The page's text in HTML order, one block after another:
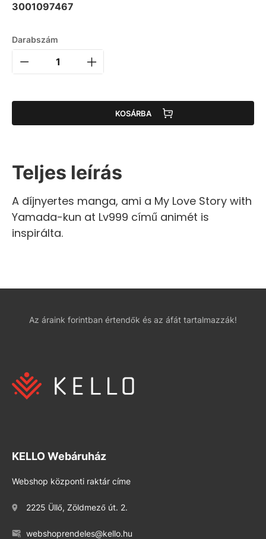
3001097467
Darabszám
KOSÁRBA
Teljes leírás
A díjnyertes manga, ami a My Love Story with
Yamada-kun at Lv999 című animét is
inspirálta.
Az áraink forintban értendők és az áfát tartalmazzák!
KELLO Webáruház
Webshop központi raktár címe
2225 Üllő, Zöldmező út. 2.
webshoprendeles@kello.hu